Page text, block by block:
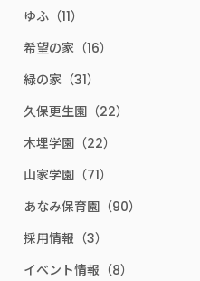
ゆふ（11）
希望の家（16）
緑の家（31）
久保更生園（22）
木埋学園（22）
山家学園（71）
あなみ保育園（90）
採用情報（3）
イベント情報（8）